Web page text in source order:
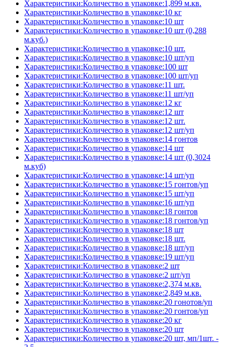
Характеристики:Количество в упаковке:1,899 м.кв.
Характеристики:Количество в упаковке:10 кг
Характеристики:Количество в упаковке:10 шт
Характеристики:Количество в упаковке:10 шт (0,288
м.куб.)
Характеристики:Количество в упаковке:10 шт.
Характеристики:Количество в упаковке:10 шт/уп
Характеристики:Количество в упаковке:100 шт
Характеристики:Количество в упаковке:100 шт/уп
Характеристики:Количество в упаковке:11 шт.
Характеристики:Количество в упаковке:11 шт/уп
Характеристики:Количество в упаковке:12 кг
Характеристики:Количество в упаковке:12 шт
Характеристики:Количество в упаковке:12 шт.
Характеристики:Количество в упаковке:12 шт/уп
Характеристики:Количество в упаковке:14 гонтов
Характеристики:Количество в упаковке:14 шт
Характеристики:Количество в упаковке:14 шт (0,3024
м.куб)
Характеристики:Количество в упаковке:14 шт/уп
Характеристики:Количество в упаковке:15 гонтов/уп
Характеристики:Количество в упаковке:15 шт/уп
Характеристики:Количество в упаковке:16 шт/уп
Характеристики:Количество в упаковке:18 гонтов
Характеристики:Количество в упаковке:18 гонтов/уп
Характеристики:Количество в упаковке:18 шт
Характеристики:Количество в упаковке:18 шт.
Характеристики:Количество в упаковке:18 шт/уп
Характеристики:Количество в упаковке:19 шт/уп
Характеристики:Количество в упаковке:2 шт
Характеристики:Количество в упаковке:2 шт/уп
Характеристики:Количество в упаковке:2,374 м.кв.
Характеристики:Количество в упаковке:2,849 м.кв.
Характеристики:Количество в упаковке:20 гонотов/уп
Характеристики:Количество в упаковке:20 гонтов/уп
Характеристики:Количество в упаковке:20 кг
Характеристики:Количество в упаковке:20 шт
Характеристики:Количество в упаковке:20 шт, мп/1шт. -